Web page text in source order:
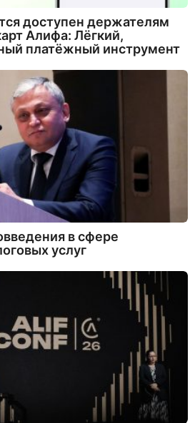
доступен держателям
Алифа: Лёгкий,
платёжный инструмент
в сфере
услуг